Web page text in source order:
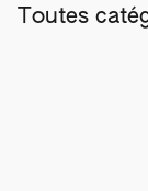
Toutes